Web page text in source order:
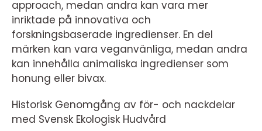
approach, medan andra kan vara mer
inriktade på innovativa och
forskningsbaserade ingredienser. En del
märken kan vara veganvänliga, medan andra
kan innehålla animaliska ingredienser som
honung eller bivax.
Historisk Genomgång av för- och nackdelar
med Svensk Ekologisk Hudvård